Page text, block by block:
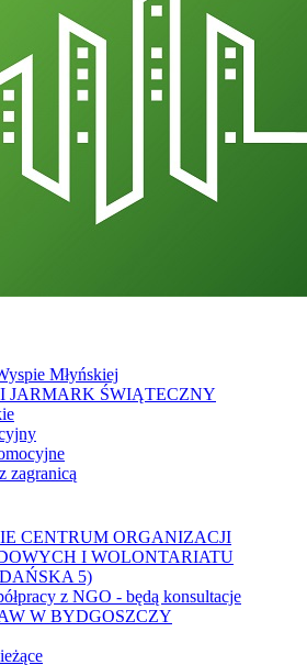
Młyńskiej
JARMARK ŚWIĄTECZNY
zagranicą
CENTRUM ORGANIZACJI
I WOLONTARIATU
5)
z NGO - będą konsultacje
W BYDGOSZCZY